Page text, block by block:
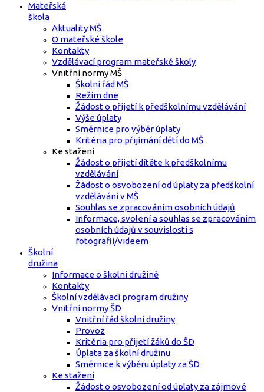
Mateřská
škola
Aktuality MŠ
O mateřské škole
Kontakty
Vzdělávací program mateřské školy
Vnitřní normy MŠ
Školní řád MŠ
Režim dne
Žádost o přijetí k předškolnímu vzdělávání
Výše úplaty
Směrnice pro výběr úplaty
Kritéria pro přijímání dětí do MŠ
Ke stažení
Žádost o přijetí dítěte k předškolnímu
vzdělávání
Žádost o osvobození od úplaty za předškolní
vzdělávání v MŠ
Souhlas se zpracováním osobních údajů
Informace, svolení a souhlas se zpracováním
osobních údajů v souvislosti s
fotografií/videem
Školní
družina
Informace o školní družině
Kontakty
Školní vzdělávací program družiny
Vnitřní normy ŠD
Vnitřní řád školní družiny
Provoz
Kritéria pro přijetí žáků do ŠD
Úplata za školní družinu
Směrnice k výběru úplaty za ŠD
Ke stažení
Žádost o osvobození od úplaty za zájmové